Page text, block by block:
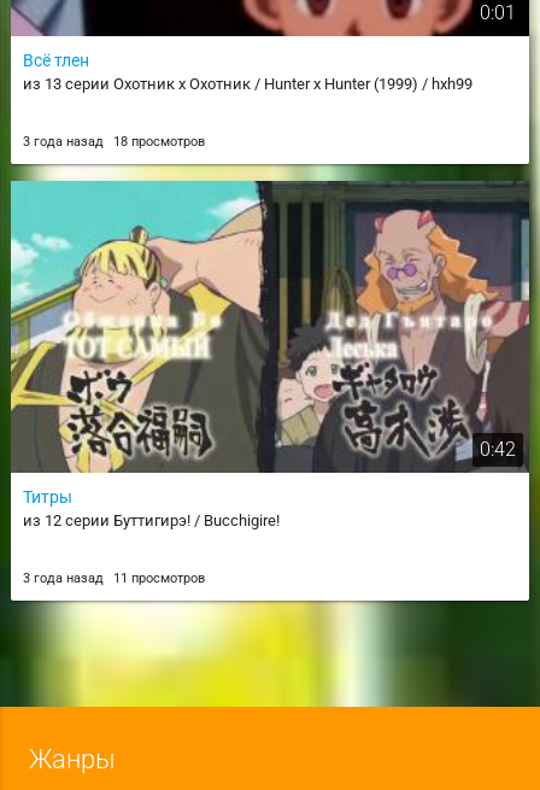
0:01
Всё тлен
из 13 серии Охотник х Охотник / Hunter x Hunter (1999) / hxh99
3 года назад 18 просмотров
0:42
Титры
из 12 серии Буттигирэ! / Bucchigire!
3 года назад 11 просмотров
Жанры